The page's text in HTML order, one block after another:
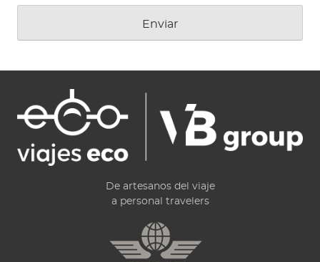
De artesanos del viaje
a personal travelers